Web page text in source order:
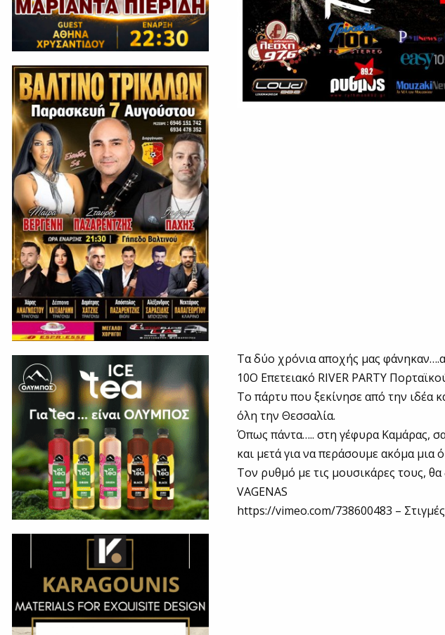
Τα δύο χρόνια αποχής μας
10Ο Επετειακό RIVER PARTY
Το πάρτυ που ξεκίνησε από την ιδέα
όλη την Θεσσαλία.
Όπως πάντα….. στη γέφυρα Καμάρας,
και μετά για να περάσουμε ακόμα
Τον ρυθμό με τις μουσικάρες τους, θα
VAGENAS
https://vimeo.com/738600483 –